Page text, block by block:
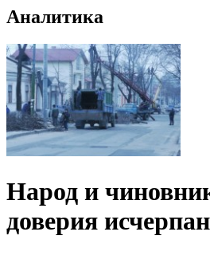
Аналитика
Народ и
доверия исчерпан